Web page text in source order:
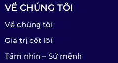
VỀ CHÚNG TÔI
Về chúng tôi
Giá trị cốt lõi
Tầm nhìn – Sứ mệnh